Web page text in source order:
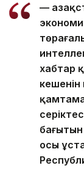
—
хабтар
осы